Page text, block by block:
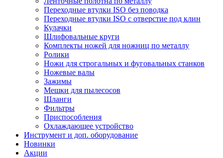
Переходные втулки ISO без поводка
Переходные втулки ISO с отверстие под клин
Кулачки
Шлифовальные круги
Комплекты ножей для ножниц по металлу
Ролики
Ножи для строгальных и фуговальных станков
Ножевые валы
Зажимы
Мешки для пылесосов
Шланги
Фильтры
Приспособления
Охлаждающее устройство
Инструмент и доп. оборудование
Новинки
Акции